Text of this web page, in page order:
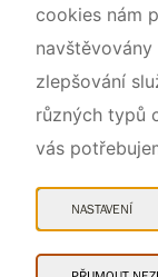
cookies nám
zlepšování
různých typů
vás
NASTAVENÍ